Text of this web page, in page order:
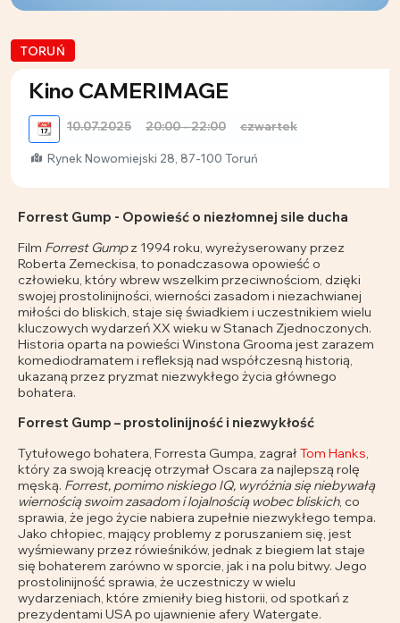
TORUŃ
Kino CAMERIMAGE
📆 10.07.2025 20:00 - 22:00 czwartek
Rynek Nowomiejski 28, 87-100 Toruń
Forrest Gump - Opowieść o niezłomnej sile ducha
Film Forrest Gumpz 1994 roku, wyreżyserowany przez
Roberta Zemeckisa, to ponadczasowa opowieść o
człowieku, który wbrew wszelkim przeciwnościom, dzięki
swojej prostolinijności, wierności zasadom i niezachwianej
miłości do bliskich, staje się świadkiem i uczestnikiem wielu
kluczowych wydarzeń XX wieku w Stanach Zjednoczonych.
Historia oparta na powieści Winstona Grooma jest zarazem
komediodramatem i refleksją nad współczesną historią,
ukazaną przez pryzmat niezwykłego życia głównego
bohatera.
Forrest Gump – prostolinijność i niezwykłość
Tytułowego bohatera, Forresta Gumpa, zagrałTom Hanks
który za swoją kreację otrzymał Oscara za najlepszą rolę
męską. Forrest, pomimo niskiego IQ, wyróżnia się niebywałą
wiernością swoim zasadom i lojalnością wobec bliskich, co
sprawia, że jego życie nabiera zupełnie niezwykłego tempa.
Jako chłopiec, mający problemy z poruszaniem się, jest
wyśmiewany przez rówieśników, jednak z biegiem lat staje
się bohaterem zarówno w sporcie, jak i na polu bitwy. Jego
prostolinijność sprawia, że uczestniczy w wielu
wydarzeniach, które zmieniły bieg historii, od spotkań z
prezydentami USA po ujawnienie afery Watergate.